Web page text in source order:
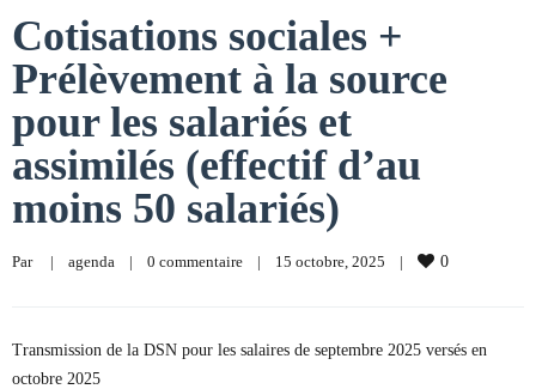
Cotisations sociales +
Prélèvement à la source
pour les salariés et
assimilés (effectif d’au
moins 50 salariés)
Par | agenda | 0 commentaire | 15 octobre, 2025 | 0
Transmission de la DSN pour les salaires de septembre 2025 versés en
octobre 2025